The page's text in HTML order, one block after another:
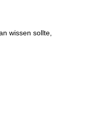
wissen sollte,